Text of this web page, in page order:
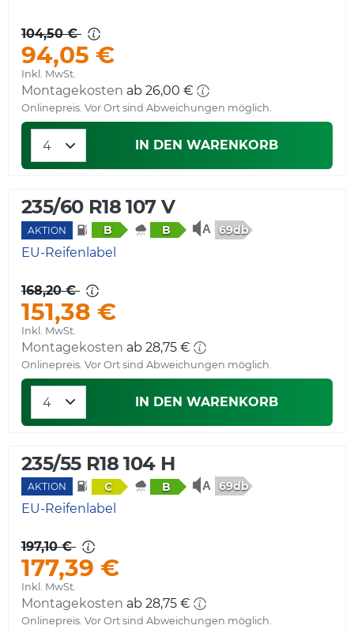
104,50 €
94,05 €
Inkl. MwSt.
Montagekosten ab 26,00 €
Onlinepreis. Vor Ort sind Abweichungen möglich.
IN DEN WARENKORB
235/60 R18 107 V
AKTION B B 69db
EU-Reifenlabel
168,20 €
151,38 €
Inkl. MwSt.
Montagekosten ab 28,75 €
Onlinepreis. Vor Ort sind Abweichungen möglich.
IN DEN WARENKORB
235/55 R18 104 H
AKTION C B 69db
EU-Reifenlabel
197,10 €
177,39 €
Inkl. MwSt.
Montagekosten ab 28,75 €
Onlinepreis. Vor Ort sind Abweichungen möglich.